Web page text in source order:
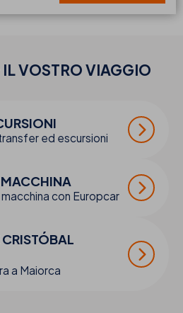
VOSTROVIAGGIO
ed escursioni
con Europcar
a Maiorca